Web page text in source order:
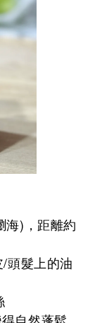
海)，距離約
頭髮上的油